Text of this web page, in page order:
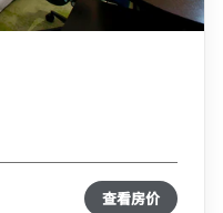
查看房价